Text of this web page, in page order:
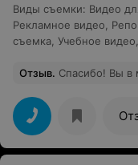
Виды съемки: Видео
Рекламное видео
съемка Учебное видео
Отзыв. Спасибо! Вы